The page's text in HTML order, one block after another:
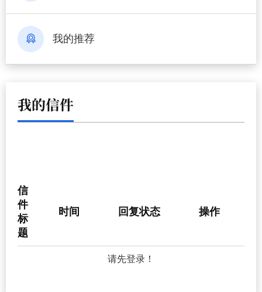
我的推荐
我的信件
信
件
标
题
时间 回复状态 操作
请先登录！